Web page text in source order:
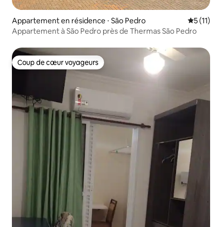
Appartement en résidence ⋅ São Pedro
5 (11)
Appartement à São Pedro près de Thermas São Pedro
Coup de cœur voyageurs
Coup de cœur voyageurs